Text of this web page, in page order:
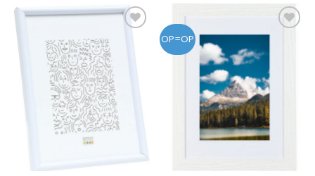
Toevoegen
wenslijst
OP=OP
Toevoegen
wenslijst